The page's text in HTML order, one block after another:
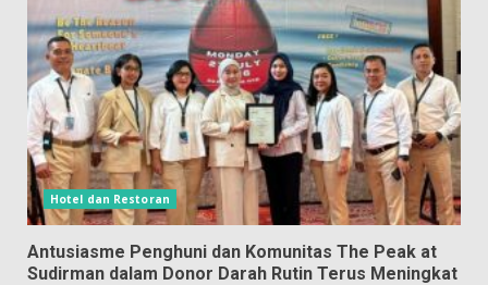
Hotel dan Restoran
Antusiasme Penghuni dan Komunitas The Peak at
Sudirman dalam Donor Darah Rutin Terus Meningkat